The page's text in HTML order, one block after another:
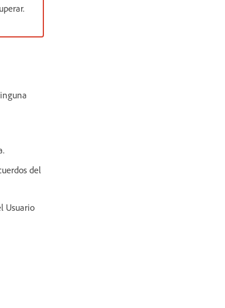
del
Usuario